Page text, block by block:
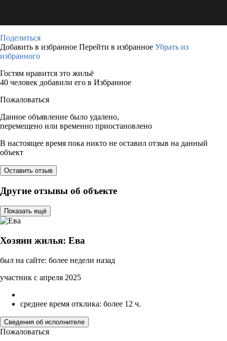
Поделиться
Добавить в избранное Перейти в избранное Убрать из
избранного
Гостям нравится это жильё
40 человек добавили его в Избранное
Пожаловаться
Данное объявление было удалено,
перемещено или временно приостановлено
В настоящее время пока никто не оставил отзыв на данный
объект
Оставить отзыв
Другие отзывы об объекте
Показать ещё
Хозяин жилья: Ева
был на сайте: более недели назад
участник с апреля 2025
среднее время отклика: более 12 ч.
Сведения об исполнителе
Пожаловаться